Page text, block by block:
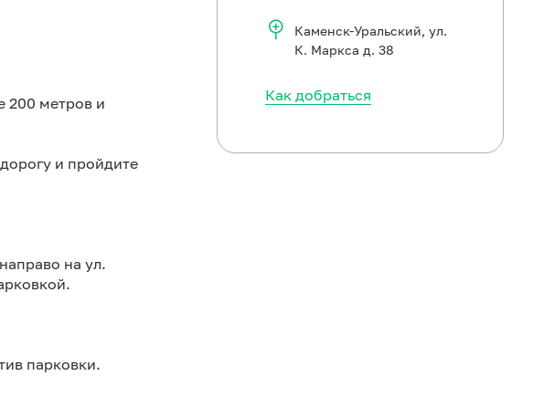
200 метров и
и пройдите
на ул.
парковки.
Каменск-Уральский, ул.
К. Маркса д. 38
Как добраться